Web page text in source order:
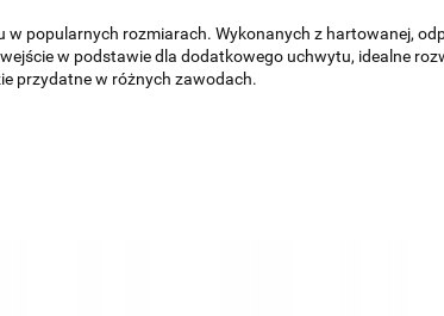
w popularnych rozmiarach. Wykonanych z hartowanej,
w podstawie dla dodatkowego uchwytu, idealne
przydatne w różnych zawodach.